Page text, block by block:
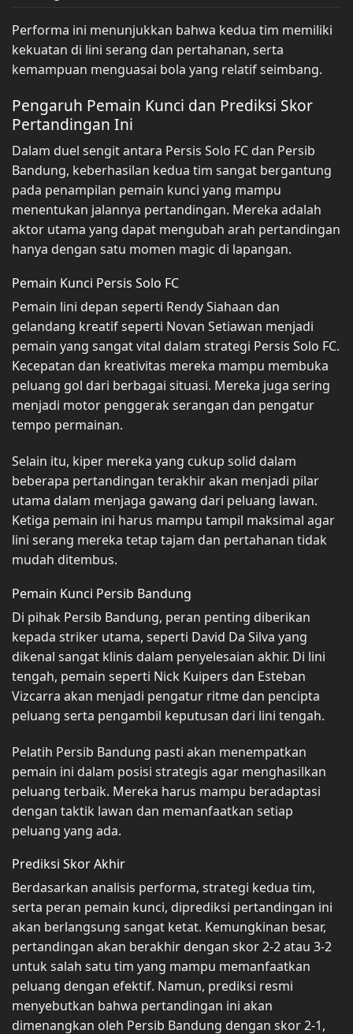
Performa ini menunjukkan bahwa kedua tim memiliki
kekuatan di lini serang dan pertahanan, serta
kemampuan menguasai bola yang relatif seimbang.
Pengaruh Pemain Kunci dan Prediksi Skor
Pertandingan Ini
Dalam duel sengit antara Persis Solo FC dan Persib
Bandung, keberhasilan kedua tim sangat bergantung
pada penampilan pemain kunci yang mampu
menentukan jalannya pertandingan. Mereka adalah
aktor utama yang dapat mengubah arah pertandingan
hanya dengan satu momen magic di lapangan.
Pemain Kunci Persis Solo FC
Pemain lini depan seperti Rendy Siahaan dan
gelandang kreatif seperti Novan Setiawan menjadi
pemain yang sangat vital dalam strategi Persis Solo FC.
Kecepatan dan kreativitas mereka mampu membuka
peluang gol dari berbagai situasi. Mereka juga sering
menjadi motor penggerak serangan dan pengatur
tempo permainan.
Selain itu, kiper mereka yang cukup solid dalam
beberapa pertandingan terakhir akan menjadi pilar
utama dalam menjaga gawang dari peluang lawan.
Ketiga pemain ini harus mampu tampil maksimal agar
lini serang mereka tetap tajam dan pertahanan tidak
mudah ditembus.
Pemain Kunci Persib Bandung
Di pihak Persib Bandung, peran penting diberikan
kepada striker utama, seperti David Da Silva yang
dikenal sangat klinis dalam penyelesaian akhir. Di lini
tengah, pemain seperti Nick Kuipers dan Esteban
Vizcarra akan menjadi pengatur ritme dan pencipta
peluang serta pengambil keputusan dari lini tengah.
Pelatih Persib Bandung pasti akan menempatkan
pemain ini dalam posisi strategis agar menghasilkan
peluang terbaik. Mereka harus mampu beradaptasi
dengan taktik lawan dan memanfaatkan setiap
peluang yang ada.
Prediksi Skor Akhir
Berdasarkan analisis performa, strategi kedua tim,
serta peran pemain kunci, diprediksi pertandingan ini
akan berlangsung sangat ketat. Kemungkinan besar,
pertandingan akan berakhir dengan skor 2-2 atau 3-2
untuk salah satu tim yang mampu memanfaatkan
peluang dengan efektif. Namun, prediksi resmi
menyebutkan bahwa pertandingan ini akan
dimenangkan oleh Persib Bandung dengan skor 2-1,